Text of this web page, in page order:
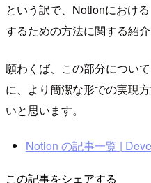
という訳で、Notionにおけ
するための方法に関する紹介
願わくば、この部分につい
に、より簡潔な形での実現
いと思います。
Notion の記事一覧 |
この記事をシェアする